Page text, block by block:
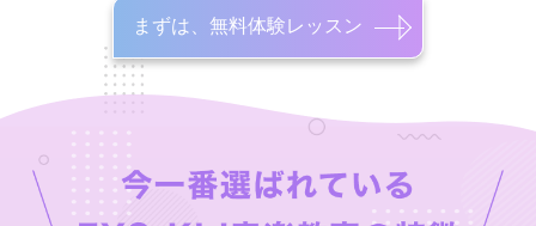
まずは、無料体験レッスン